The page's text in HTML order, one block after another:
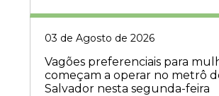
03 de Agosto de 2026
Vagões preferenciais para
começam a operar no metrô
Salvador nesta segunda-feira